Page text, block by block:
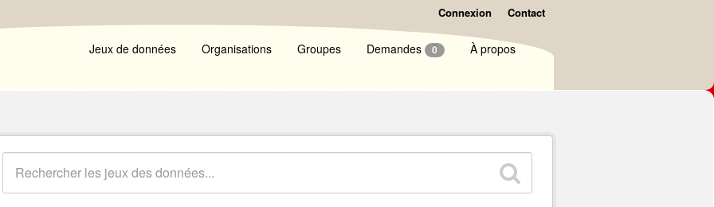
Connexion Contact
Jeux de données Organisations Groupes Demandes 0 À propos